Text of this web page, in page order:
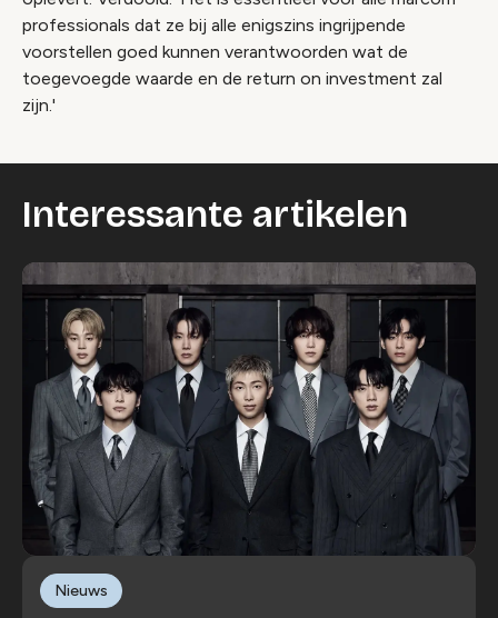
professionals dat ze bij alle enigszins ingrijpende
voorstellen goed kunnen verantwoorden wat de
toegevoegde waarde en de return on investment zal
zijn.'
Interessante artikelen
Nieuws